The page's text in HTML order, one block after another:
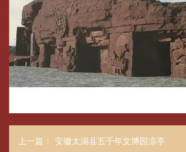
上一篇： 安徽太湖县五千年文博园凉亭